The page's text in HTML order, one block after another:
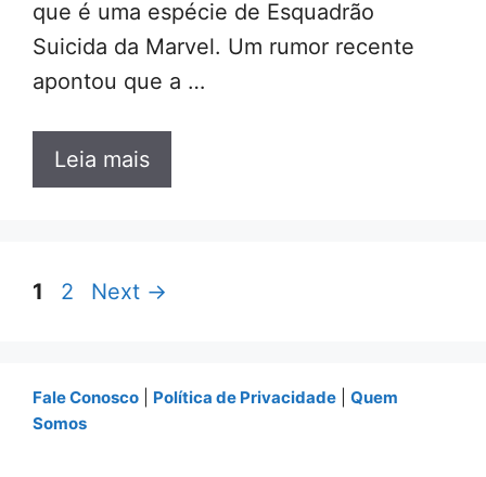
que é uma espécie de Esquadrão
Suicida da Marvel. Um rumor recente
apontou que a …
Leia mais
Page
1 Page
2 Next →
Fale Conosco Política de Privacidade
Quem
Somos